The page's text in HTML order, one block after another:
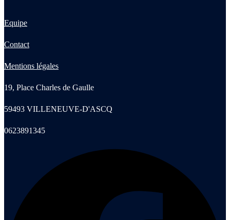
Equipe
Contact
Mentions légales
19, Place Charles de Gaulle
59493 VILLENEUVE-D'ASCQ
0623891345